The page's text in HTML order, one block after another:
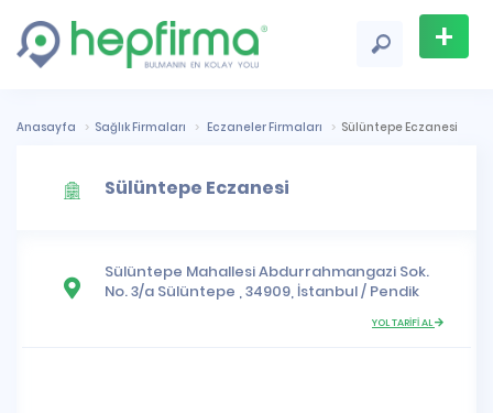
+
Ekle
Anasayfa Sağlık Firmaları Eczaneler Firmaları Sülüntepe Eczanesi
Sülüntepe Eczanesi
Sülüntepe MahallesiAbdurrahmangazi Sok.
No. 3/a Sülüntepe , 34909, İstanbul/ Pendik
YOL TARİFİ AL